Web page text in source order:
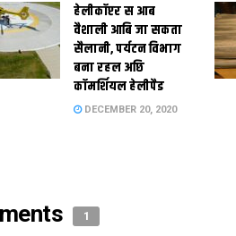
हेलीकॉप्टर स आब
वैशाली आबि जा सकता
सैलानी, पर्यटन विभाग
बना रहल अछि
कॉमर्शियल हेलीपैड
DECEMBER 20, 2020
1